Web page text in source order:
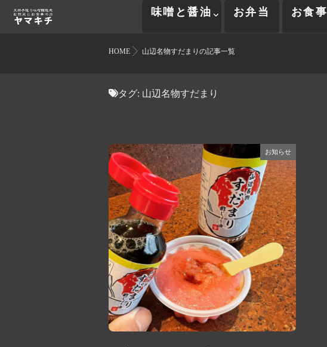
味噌と醤油 お弁当 お食事
HOME 山辺名物すだまりの記事一覧
タグ: 山辺名物すだまり
お知らせ